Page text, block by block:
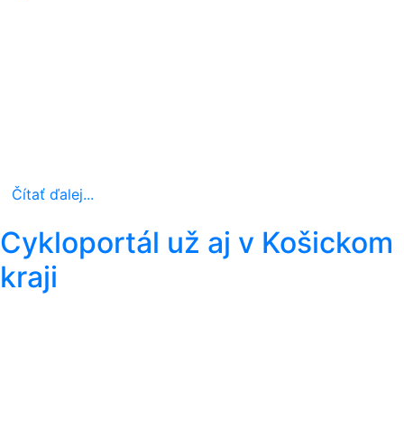
Čítať ďalej...
Cykloportál už aj v Košickom
kraji